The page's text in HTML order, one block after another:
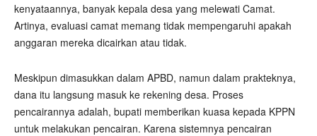
kenyataannya, banyak kepala desa yang melewati Camat.
Artinya, evaluasi camat memang tidak mempengaruhi apakah
anggaran mereka dicairkan atau tidak.
Meskipun dimasukkan dalam APBD, namun dalam prakteknya,
dana itu langsung masuk ke rekening desa. Proses
pencairannya adalah, bupati memberikan kuasa kepada KPPN
untuk melakukan pencairan. Karena sistemnya pencairan